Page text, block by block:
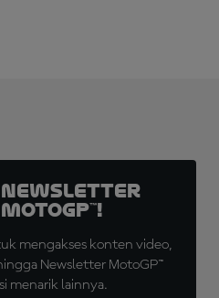
Newsletter
mengakses konten video,
Newsletter MotoGP™
menarik lainnya.